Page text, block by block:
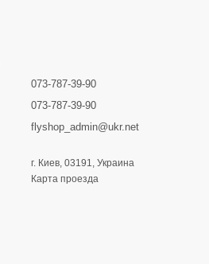
073-787-39-90
073-787-39-90
flyshop_admin@ukr.net
г. Киев, 03191, Украина
Карта проезда